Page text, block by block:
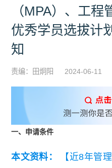
（MPA）、工程
优秀学员选拔计
知
责编：田炯阳 2024-06-11
一、申请条件
本文资料：
【近8年管